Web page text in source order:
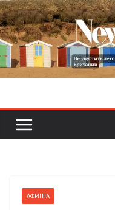
Skip
to
content
АФИША